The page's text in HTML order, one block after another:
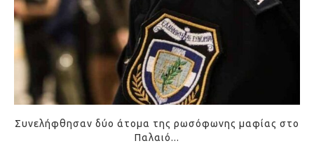
Συνελήφθησαν δύο άτομα της ρωσόφωνης μαφίας στο
Παλαιό...